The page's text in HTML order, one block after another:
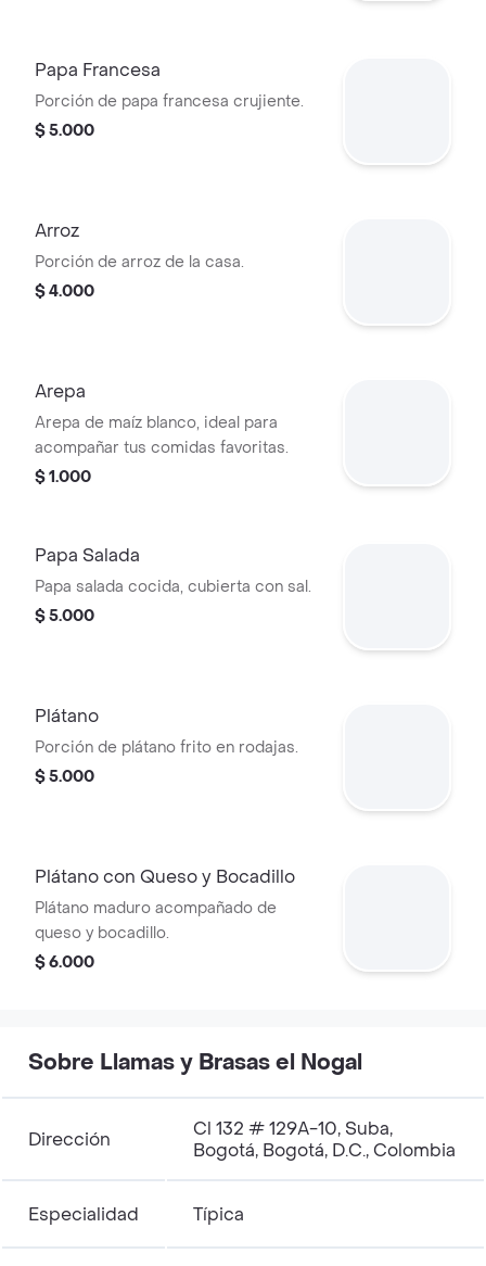
Papa Francesa
Porción de papa francesa crujiente.
$ 5.000
Arroz
Porción de arroz de la casa.
$ 4.000
Arepa
Arepa de maíz blanco, ideal para
acompañar tus comidas favoritas.
$ 1.000
Papa Salada
Papa salada cocida, cubierta con sal.
$ 5.000
Plátano
Porción de plátano frito en rodajas.
$ 5.000
Plátano con Queso y Bocadillo
Plátano maduro acompañado de
queso y bocadillo.
$ 6.000
Sobre Llamas y Brasas el Nogal
Dirección
Cl 132 # 129A-10, Suba,
Bogotá, Bogotá, D.C., Colombia
Especialidad Típica